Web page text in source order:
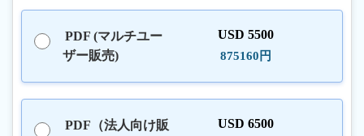
PDF (マルチユー
ザー販売)
USD 5500
875160円
PDF（法人向け販
USD 6500